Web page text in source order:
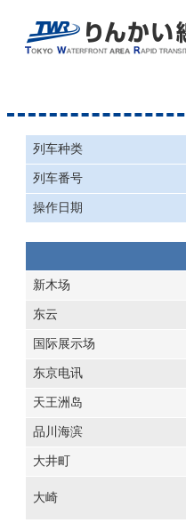
列车种类
列车番号
操作日期
新木场
东云
国际展示场
东京电讯
天王洲岛
品川海滨
大井町
大崎